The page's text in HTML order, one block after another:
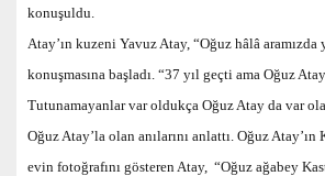
konuşuldu.
Atay’ın kuzeni Yavuz Atay, “Oğuz hâlâ aramızda
konuşmasına başladı. “37 yıl geçti ama Oğuz
Tutunamayanlar var oldukça Oğuz Atay da var
Oğuz Atay’la olan anılarını anlattı. Oğuz
evin fotoğrafını gösteren Atay, “Oğuz ağabey